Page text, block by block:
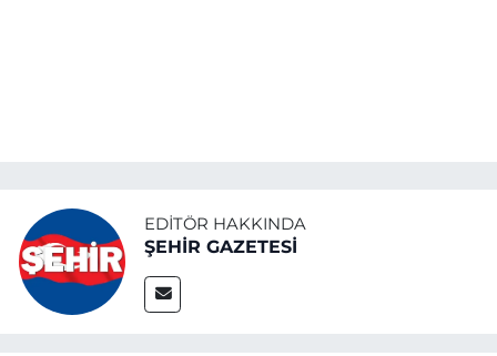
EDITÖR HAKKINDA
ŞEHİR GAZETESİ